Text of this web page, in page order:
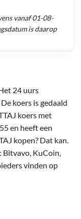
24 uurs
koers is gedaald
koers met
en heeft een
kopen? Dat kan.
Bitvavo, KuCoin,
vinden op
vanaf01-08-
is daarop